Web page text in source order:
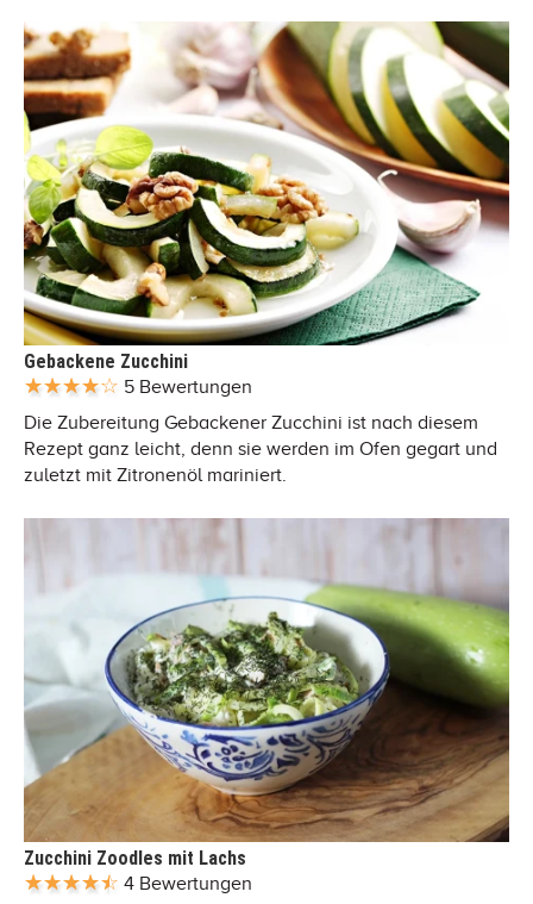
Gebackene Zucchini
5 Bewertungen
Die Zubereitung Gebackener Zucchini ist nach diesem
Rezept ganz leicht, denn sie werden im Ofen gegart und
zuletzt mit Zitronenöl mariniert.
Zucchini Zoodles mit Lachs
4 Bewertungen